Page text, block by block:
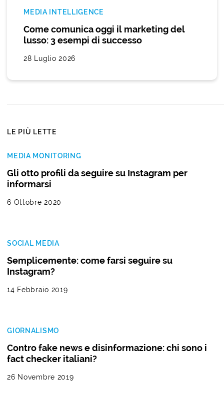
MEDIA INTELLIGENCE
Come comunica oggi il marketing del
lusso: 3 esempi di successo
28 Luglio 2026
LE PIÙ LETTE
MEDIA MONITORING
Gli otto profili da seguire su Instagram per
informarsi
6 Ottobre 2020
SOCIAL MEDIA
Semplicemente: come farsi seguire su
Instagram?
14 Febbraio 2019
GIORNALISMO
Contro fake news e disinformazione: chi sono i
fact checker italiani?
26 Novembre 2019